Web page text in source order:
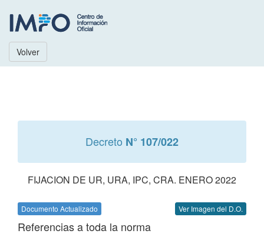
Volver
Decreto N° 107/022
FIJACION DE UR, URA, IPC, CRA. ENERO 2022
Documento Actualizado Ver Imagen del D.O.
Referencias a toda la norma